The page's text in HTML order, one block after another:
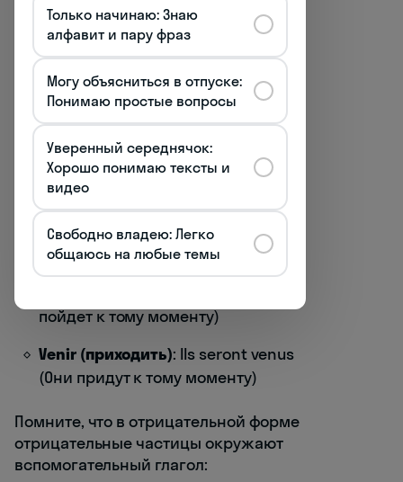
При образовании Futur antérieur для
возвратных глаголов важно помнить
о местоимении и согласовании
причастия:
Se préparer (готовиться): Je me serai
préparé(e) (Я подготовлюсь к тому
моменту)
Для глаголов, требующих être как
вспомогательный, не забывайте о
согласовании причастия с
подлежащим:
пойдет к тому моменту)
Venir (приходить): Ils seront venus
(Они придут к тому моменту)
Помните, что в отрицательной форме
отрицательные частицы окружают
вспомогательный глагол:
Только начинаю: Знаю
алфавит и пару фраз
Могу объясниться в отпуске:
Понимаю простые вопросы
Уверенный середнячок:
Хорошо понимаю тексты и
видео
Свободно владею: Легко
общаюсь на любые темы